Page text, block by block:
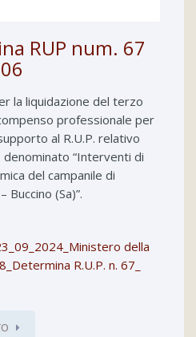
RUP num. 67
la liquidazione del terzo
professionale per
al R.U.P. relativo
denominato “Interventi di
del campanile di
Buccino (Sa)”.
della
R.U.P. n. 67_